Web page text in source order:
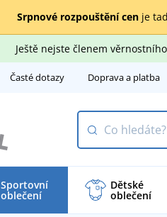
Srpnové rozpouštění cenje
Ještě nejste členem
Časté dotazy Doprava a platba
Sportovní
oblečení
Dětské
oblečení